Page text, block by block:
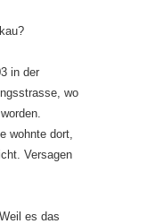
in der
wo
wohnte dort,
Versagen
es das